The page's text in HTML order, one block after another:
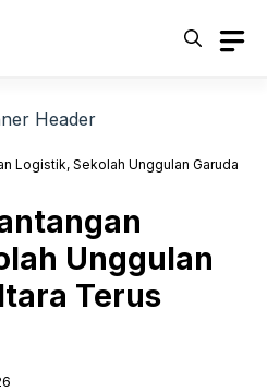
Logistik, Sekolah Unggulan Garuda
Unggulan
Terus